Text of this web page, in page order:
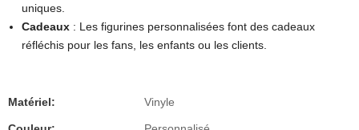
uniques.
Cadeaux : Les figurines personnalisées font des cadeaux
réfléchis pour les fans, les enfants ou les clients.
Matériel: Vinyle